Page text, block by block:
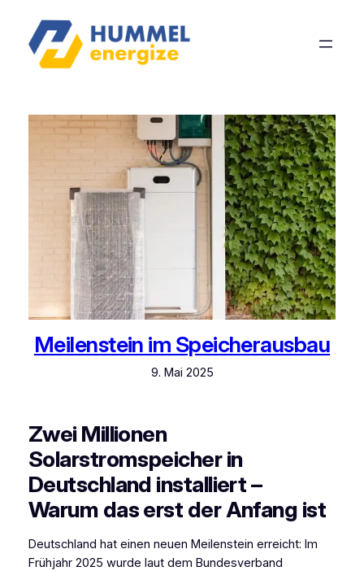
Meilenstein im Speicherausbau
9. Mai 2025
Zwei Millionen
Solarstromspeicher in
Deutschland installiert –
Warum das erst der Anfang ist
Deutschland hat einen neuen Meilenstein erreicht: Im
Frühjahr 2025 wurde laut dem Bundesverband